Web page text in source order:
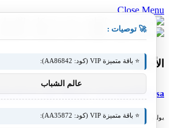
Close Menu
الأحدث
M-Pesa إثيوبيا تعزز خدماتها؛ تعلن شركة Ethio Telecom عن نموها
يوليو 30, 2026
🚀 توصيات :
⭐ باقة متميزة VIP (كود: AA86842):
عالم الشباب
⭐ باقة متميزة VIP (كود: AA35872):